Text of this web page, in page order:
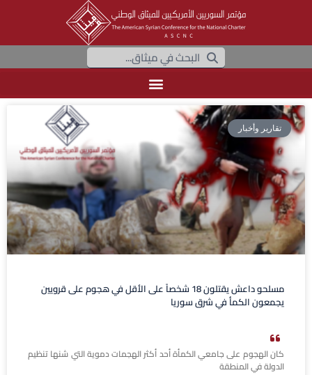
تقارير وأخبار
مسلحو داعش يقتلون 18 شخصاً على الأقل في هجوم على قرويين
يجمعون الكمأ في شرق سوريا
كان الهجوم على جامعي الكمأة أحد أكثر الهجمات دموية التي شنها تنظيم
الدولة في المنطقة